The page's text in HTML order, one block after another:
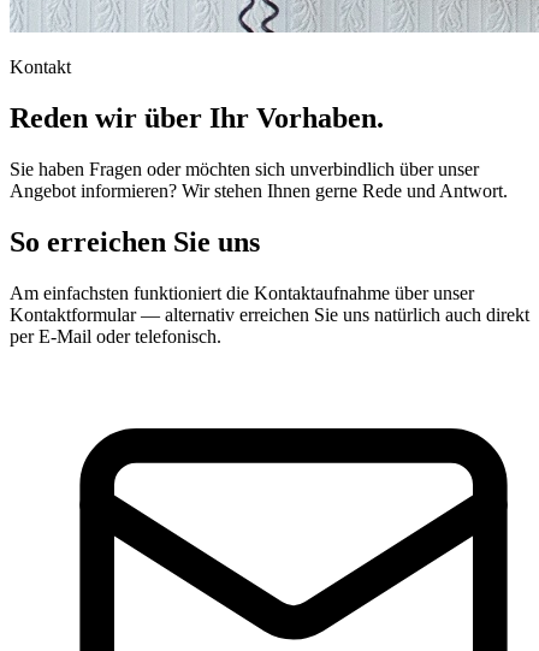
Kontakt
Reden wir über Ihr Vorhaben.
Sie haben Fragen oder möchten sich unverbindlich über unser
Angebot informieren? Wir stehen Ihnen gerne Rede und Antwort.
So erreichen Sie uns
Am einfachsten funktioniert die Kontaktaufnahme über unser
Kontaktformular — alternativ erreichen Sie uns natürlich auch direkt
per E-Mail oder telefonisch.